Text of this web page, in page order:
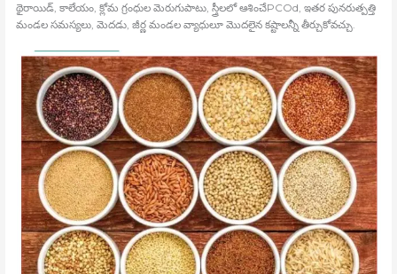
థైరాయిడ్‍, కాలేయం, క్లోమ గ్రంధుల మెరుగుపాటు, స్త్రీలలో ఆశించేPCOd, ఇతర పునరుత్పత్తి
మండల సమస్యలు, మెదడు, జీర్ణ మండల వ్యాధులూ మొదలైన కష్టాలన్నీ తీర్చుకోవచ్చు.